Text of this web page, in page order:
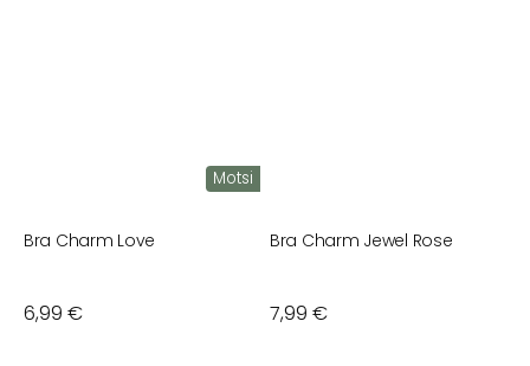
Motsi
Bra Charm Love
Normaler
6,99 €
Bra Charm Jewel Rose
Normaler
7,99 €